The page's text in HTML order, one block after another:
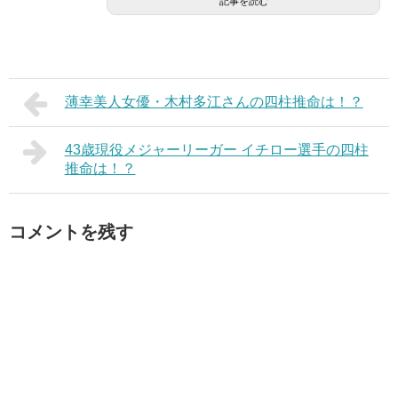
薄幸美人女優・木村多江さんの四柱推命は！？
43歳現役メジャーリーガー イチロー選手の四柱
推命は！？
コメントを残す